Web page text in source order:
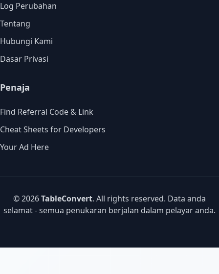
Log Perubahan
Tentang
Hubungi Kami
Dasar Privasi
Penaja
Find Referral Code & Link
Cheat Sheets for Developers
Your Ad Here
© 2026TableConvert. All rights reserved. Data anda
selamat - semua penukaran berjalan dalam pelayar anda.